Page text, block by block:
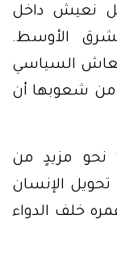
نعيش داخل
الأوسط.
السياسي
من شعوبها أن
نحو مزيدٍ من
الإنسان
خلف الدواء